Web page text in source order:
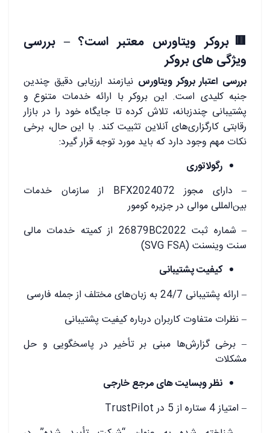
🟥بروکر ویتاورس معتبر است؟ – بررسی
ویژگی های بروکر
بررسی اعتبار بروکر ویتاورس نیازمند ارزیابی دقیق چندین
جنبه کلیدی است. این بروکر با ارائه خدمات متنوع و
پشتیبانی چندزبانه، تلاش کرده تا جایگاه خود را در بازار
رقابتی کارگزاری‌های آنلاین تثبیت کند. با این حال، برخی
نکات مهم وجود دارد که باید مورد توجه قرار گیرد:
رگولاتوری
– دارای مجوز BFX2024072 از سازمان خدمات
بین‌المللی موالی در جزیره کومور
– شماره ثبت 26879BC2022 از کمیته خدمات مالی
سنت وینسنت (SVG FSA)
کیفیت پشتیبانی
– ارائه پشتیبانی 24/7 به زبان‌های مختلف از جمله فارسی
– نظرات متفاوت کاربران درباره کیفیت پشتیبانی
– برخی گزارش‌ها مبنی بر تأخیر در پاسخگویی و حل
مشکلات
نظر وبسایت های مرجع خارجی
– امتیاز 4 ستاره از 5 در TrustPilot